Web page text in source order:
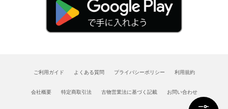
ご利用ガイド よくある質問 プライバシーポリシー 利用規約
会社概要 特定商取引法 古物営業法に基づく記載 お問い合わせ